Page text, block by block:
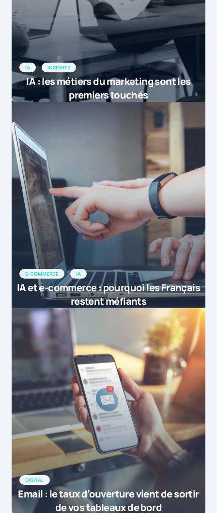
IA INSIGHTS
IA : les métiers du marketing sont les
premiers touchés
E-COMMERCE IA
IA et e-commerce : pourquoi les Français
restent méfiants
DIGITAL
Email : le taux d’ouverture vient de sortir
de vos tableaux de bord